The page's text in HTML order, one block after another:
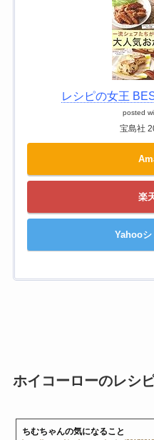
レシピの女王
posted
宝島社
楽
Yahooシ
ホイコーローのレシ
ちむちゃんの気になること